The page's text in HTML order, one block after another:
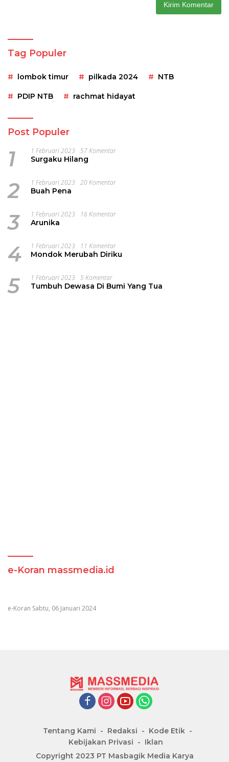
Tag Populer
lombok timur pilkada 2024 NTB
PDIP NTB rachmat hidayat
Post Populer
1 1 Februari 2023 57 Komentar
Surgaku Hilang
2 1 Februari 2023 20 Komentar
Buah Pena
3 1 Februari 2023 16 Komentar
Arunika
4 1 Februari 2023 11 Komentar
Mondok Merubah Diriku
5 1 Februari 2023 5 Komentar
Tumbuh Dewasa Di Bumi Yang Tua
e-Koran massmedia.id
e-Koran Sabtu, 06 Januari 2024
Tentang Kami Redaksi
Kode Etik
Kebijakan Privasi
Iklan
Copyright 2023 PT Masbagik Media Karya